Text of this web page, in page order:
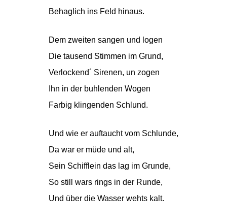
Behaglich ins Feld hinaus.
Dem zweiten sangen und logen
Die tausend Stimmen im Grund,
Verlockend´ Sirenen, un zogen
Ihn in der buhlenden Wogen
Farbig klingenden Schlund.
Und wie er auftaucht vom Schlunde,
Da war er müde und alt,
Sein Schifflein das lag im Grunde,
So still wars rings in der Runde,
Und über die Wasser wehts kalt.